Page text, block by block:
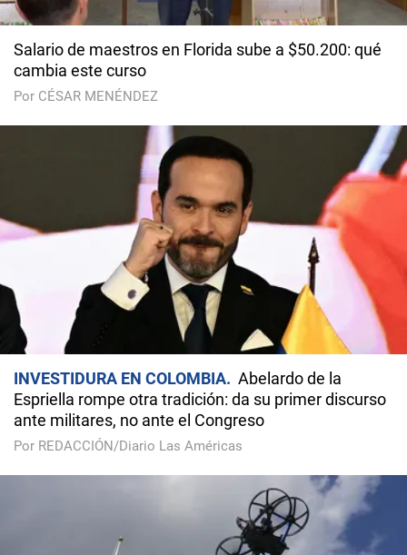
Salario de maestros en Florida sube a $50.200: qué
cambia este curso
Por CÉSAR MENÉNDEZ
INVESTIDURA EN COLOMBIA
Abelardo de la
Espriella rompe otra tradición: da su primer discurso
ante militares, no ante el Congreso
Por REDACCIÓN/Diario Las Américas